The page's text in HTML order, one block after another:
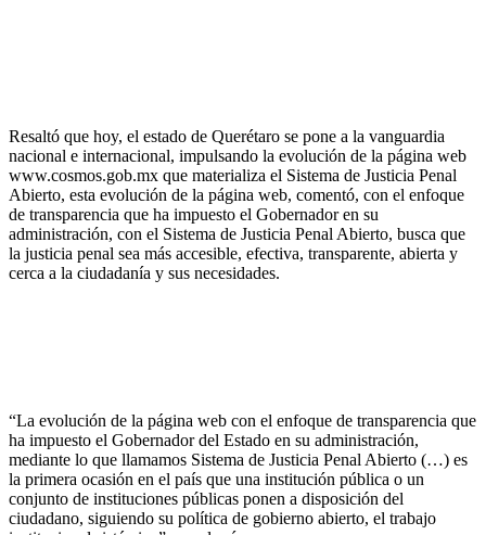
Resaltó que hoy, el estado de Querétaro se pone a la vanguardia
nacional e internacional, impulsando la evolución de la página web
www.cosmos.gob.mx que materializa el Sistema de Justicia Penal
Abierto, esta evolución de la página web, comentó, con el enfoque
de transparencia que ha impuesto el Gobernador en su
administración, con el Sistema de Justicia Penal Abierto, busca que
la justicia penal sea más accesible, efectiva, transparente, abierta y
cerca a la ciudadanía y sus necesidades.
“La evolución de la página web con el enfoque de transparencia que
ha impuesto el Gobernador del Estado en su administración,
mediante lo que llamamos Sistema de Justicia Penal Abierto (…) es
la primera ocasión en el país que una institución pública o un
conjunto de instituciones públicas ponen a disposición del
ciudadano, siguiendo su política de gobierno abierto, el trabajo